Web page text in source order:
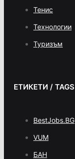
Тенис
Технологии
Туризъм
ЕТИКЕТИ / TAGS
BestJobs.BG
VUM
БАН